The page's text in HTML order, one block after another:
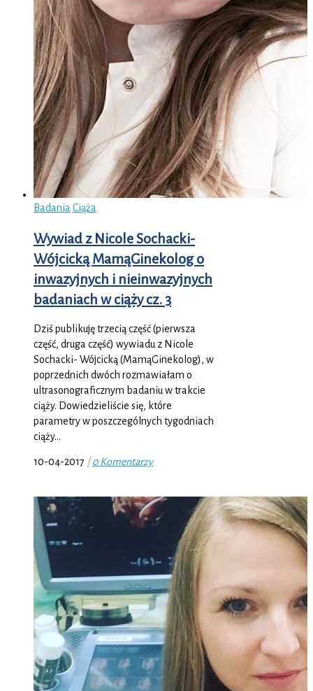
Badania Ciąża
Wywiad z Nicole Sochacki-
Wójcicką MamąGinekolog o
inwazyjnych i nieinwazyjnych
badaniach w ciąży cz. 3
Dziś publikuję trzecią część (pierwsza
część, druga część) wywiadu z Nicole
Sochacki- Wójcicką (MamąGinekolog), w
poprzednich dwóch rozmawiałam o
ultrasonograficznym badaniu w trakcie
ciąży. Dowiedzieliście się, które
parametry w poszczególnych tygodniach
ciąży…
10-04-2017 |0 Komentarzy